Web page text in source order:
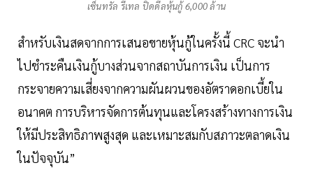
เซ็นทรัล รีเทล ปิดดีลหุ้นกู้ 6,000 ล้าน
สำหรับเงินสดจากการเสนอขายหุ้นกู้ในครั้งนี้ CRC จะนำ
ไปชำระคืนเงินกู้บางส่วนจากสถาบันการเงิน เป็นการ
กระจายความเสี่ยงจากความผันผวนของอัตราดอกเบี้ยใน
อนาคต การบริหารจัดการต้นทุนและโครงสร้างทางการเงิน
ให้มีประสิทธิภาพสูงสุด และเหมาะสมกับสภาวะตลาดเงิน
ในปัจจุบัน”